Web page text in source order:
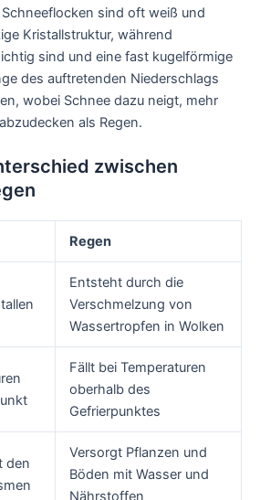
sind oft weiß und
Kristallstruktur, während
sind und eine fast kugelförmige
des auftretenden Niederschlags
wobei Schnee dazu neigt, mehr
als Regen.
zwischen
Regen
Entsteht durch die
Verschmelzung von
Wassertropfen in Wolken
Fällt bei Temperaturen
oberhalb des
Gefrierpunktes
den
Versorgt Pflanzen und
Böden mit Wasser und
Nährstoffen